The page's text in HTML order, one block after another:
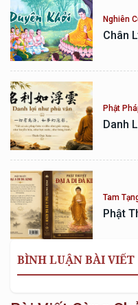
Nghiên
Chân
Phật
Danh
Tam
Phật
BÌNH LUẬN BÀI VIẾT